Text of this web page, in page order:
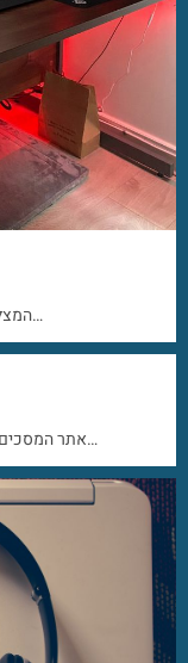
המצלמה במחשב היא חלק חשוב מאוד במקבוק ומוטב…
"אתר המסכים" משרת קהילה צרכנית הצורכת שירותי תיקונים…